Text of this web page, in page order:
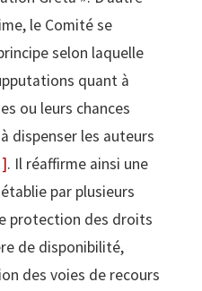
le Comité se
selon laquelle
quant à
ou leurs chances
dispenser les auteurs
. Il réaffirme ainsi une
par plusieurs
protection des droits
de disponibilité,
des voies de recours